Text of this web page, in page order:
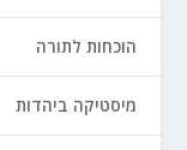
הוכחות לתורה
מיסטיקה ביהדות